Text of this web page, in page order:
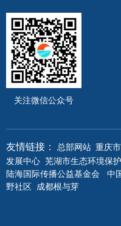
关注微信公众号
友情链接： 总部网站 重庆
发展中心 芜湖市生态环境保
陆海国际传播公益基金会
中
野社区 成都根与芽